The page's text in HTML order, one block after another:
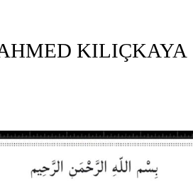
KILIÇKAYA